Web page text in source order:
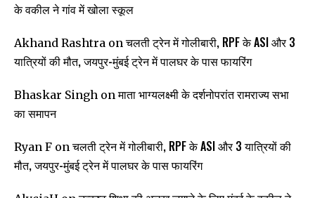
के वकील ने गांव में खोला स्कूल
Akhand Rashtra onचलती ट्रेन में गोलीबारी, RPF के ASI और 3
यात्रियों की मौत, जयपुर-मुंबई ट्रेन में पालघर के पास फायरिंग
Bhaskar Singh onमाता भाग्यलक्ष्मी के दर्शनोपरांत रामराज्य सभा
का समापन
Ryan F onचलती ट्रेन में गोलीबारी, RPF के ASI और 3 यात्रियों की
मौत, जयपुर-मुंबई ट्रेन में पालघर के पास फायरिंग